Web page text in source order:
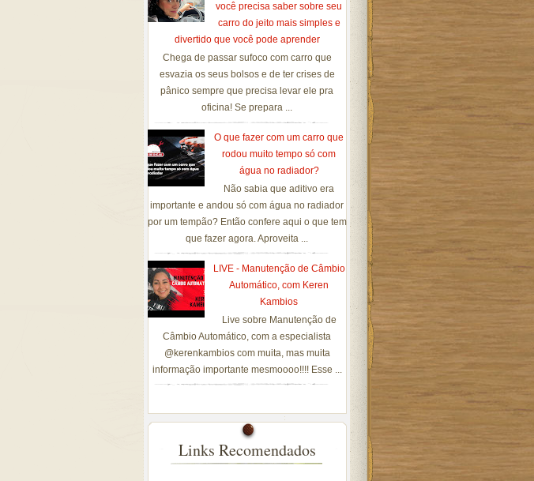
você precisa saber sobre seu
carro do jeito mais simples e
divertido que você pode aprender
Chega de passar sufoco com carro que
esvazia os seus bolsos e de ter crises de
pânico sempre que precisa levar ele pra
oficina! Se prepara ...
O que fazer com um carro que
rodou muito tempo só com
água no radiador?
Não sabia que aditivo era
importante e andou só com água no radiador
por um tempão? Então confere aqui o que tem
que fazer agora. Aproveita ...
LIVE - Manutenção de Câmbio
Automático, com Keren
Kambios
Live sobre Manutenção de
Câmbio Automático, com a especialista
@kerenkambios com muita, mas muita
informação importante mesmoooo!!!! Esse ...
Links Recomendados